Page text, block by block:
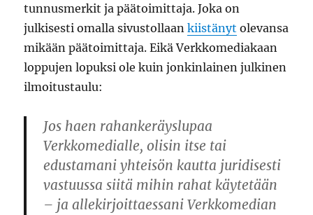
tunnusmerkit ja päätoimittaja. Joka on
julkisesti omalla sivustollaankiistänyt olevansa
mikään päätoimittaja. Eikä Verkkomediakaan
loppujen lopuksi ole kuin jonkinlainen julkinen
ilmoitustaulu:
Jos haen rahankeräyslupaa
Verkkomedialle, olisin itse tai
edustamani yhteisön kautta juridisesti
vastuussa siitä mihin rahat käytetään
– ja allekirjoittaessani Verkkomedian